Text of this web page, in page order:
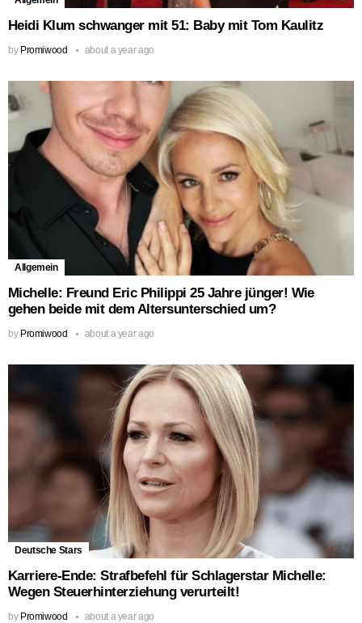
Heidi Klum schwanger mit 51: Baby mit Tom Kaulitz
by Promiwood about a year ago
Allgemein
Michelle: Freund Eric Philippi 25 Jahre jünger! Wie
gehen beide mit dem Altersunterschied um?
by Promiwood about a year ago
Deutsche Stars
Karriere-Ende: Strafbefehl für Schlagerstar Michelle:
Wegen Steuerhinterziehung verurteilt!
by Promiwood about a year ago